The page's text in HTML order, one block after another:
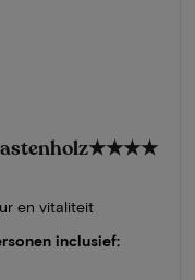
★★★★
en vitaliteit
inclusief: